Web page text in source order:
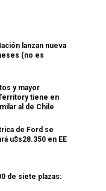
lanzan nueva
(no es
y mayor
tiene en
al de Chile
de Ford se
u$s28.350 en EE
de siete plazas: